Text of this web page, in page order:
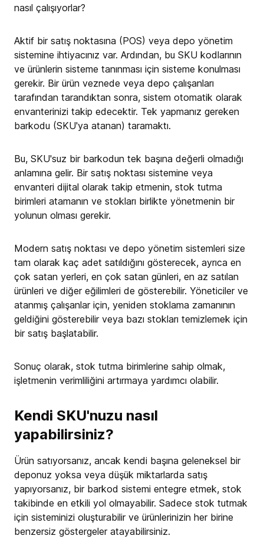
nasıl çalışıyorlar?
Aktif bir satış noktasına (POS) veya depo yönetim
sistemine ihtiyacınız var. Ardından, bu SKU kodlarının
ve ürünlerin sisteme tanınması için sisteme konulması
gerekir. Bir ürün veznede veya depo çalışanları
tarafından tarandıktan sonra, sistem otomatik olarak
envanterinizi takip edecektir. Tek yapmanız gereken
barkodu (SKU'ya atanan) taramaktı.
Bu, SKU'suz bir barkodun tek başına değerli olmadığı
anlamına gelir. Bir satış noktası sistemine veya
envanteri dijital olarak takip etmenin, stok tutma
birimleri atamanın ve stokları birlikte yönetmenin bir
yolunun olması gerekir.
Modern satış noktası ve depo yönetim sistemleri size
tam olarak kaç adet satıldığını gösterecek, ayrıca en
çok satan yerleri, en çok satan günleri, en az satılan
ürünleri ve diğer eğilimleri de gösterebilir. Yöneticiler ve
atanmış çalışanlar için, yeniden stoklama zamanının
geldiğini gösterebilir veya bazı stokları temizlemek için
bir satış başlatabilir.
Sonuç olarak, stok tutma birimlerine sahip olmak,
işletmenin verimliliğini artırmaya yardımcı olabilir.
Kendi SKU'nuzu nasıl
yapabilirsiniz?
Ürün satıyorsanız, ancak kendi başına geleneksel bir
deponuz yoksa veya düşük miktarlarda satış
yapıyorsanız, bir barkod sistemi entegre etmek, stok
takibinde en etkili yol olmayabilir. Sadece stok tutmak
için sisteminizi oluşturabilir ve ürünlerinizin her birine
benzersiz göstergeler atayabilirsiniz.